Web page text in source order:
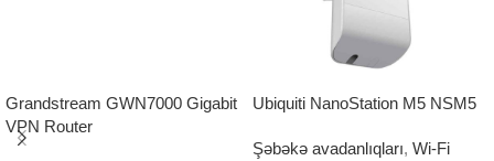
Grandstream GWN7000 Gigabit
VPN Router
Ubiquiti NanoStation M5 NSM5
Şəbəkə avadanlıqları, Wi-Fi